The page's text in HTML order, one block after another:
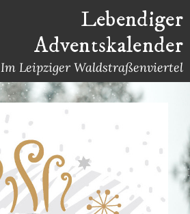
Lebendiger
Adventskalender
Im Leipziger Waldstraßenviertel